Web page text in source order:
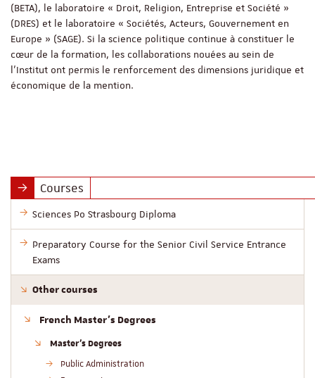
(BETA), le laboratoire « Droit, Religion, Entreprise et Société »
(DRES) et le laboratoire « Sociétés, Acteurs, Gouvernement en
Europe » (SAGE). Si la science politique continue à constituer le
cœur de la formation, les collaborations nouées au sein de
l’Institut ont permis le renforcement des dimensions juridique et
économique de la mention.
Courses
Sciences Po Strasbourg Diploma
Preparatory Course for the Senior Civil Service Entrance
Exams
Other courses
French Master’s Degrees
Master’s Degrees
Public Administration